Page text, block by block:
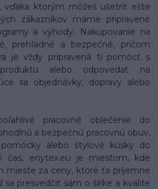
vďaka ktorým môžeš ušetriť ešte
zákazníkov máme pripravené
a výhody. Nakupovanie na
prehľadné a bezpečné, pričom
je vždy pripravená ti pomôcť s
alebo odpovedať na
sa objednávky, dopravy alebo
pracovné oblečenie do
a bezpečnú pracovnú obuv,
alebo štýlové kúsky do
čas, enytex.eu je miestom, kde
mieste za ceny, ktoré ťa príjemne
sa presvedčiť sám o šírke a kvalite